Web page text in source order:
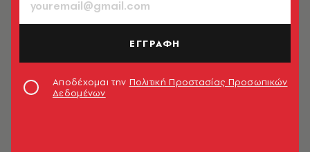
ΕΓΓΡΑΦΗ
Αποδέχομαι την Πολιτική Προστασίας Προσωπικών
Δεδομένων